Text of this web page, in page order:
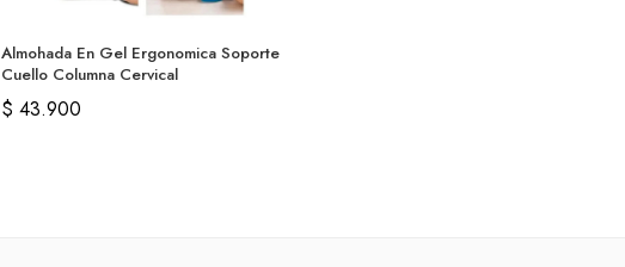
Almohada En Gel Ergonomica Soporte
Cuello Columna Cervical
$ 43.900